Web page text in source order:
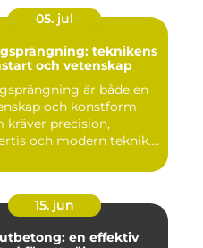
05. jul
teknikens
och vetenskap
är både en
och konstform
kräver precision,
och modern teknik.
15. jun
en effektiv